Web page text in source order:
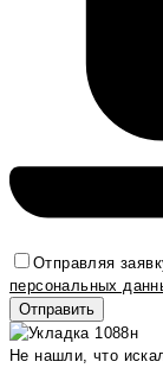
Отправляя
персональных
Не нашли, что